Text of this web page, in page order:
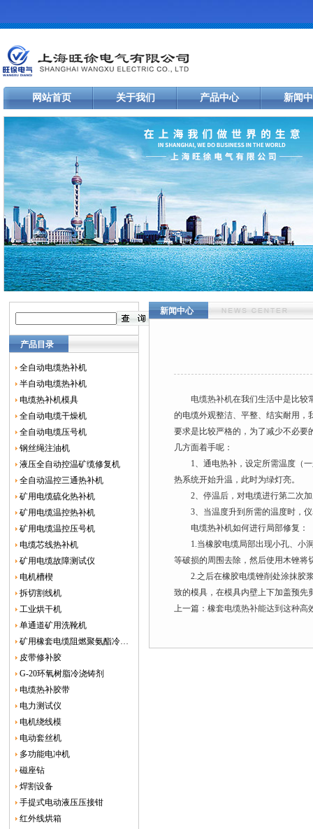
网站首页 关于我们 产品中心 新闻
产品目录
全自动电缆热补机
半自动电缆热补机
电缆热补机模具
全自动电缆干燥机
全自动电缆压号机
钢丝绳注油机
液压全自动控温矿缆修复机
全自动温控三通热补机
矿用电缆硫化热补机
矿用电缆温控热补机
矿用电缆温控压号机
电缆芯线热补机
矿用电缆故障测试仪
电机槽楔
拆切割线机
工业烘干机
单通道矿用洗靴机
矿用橡套电缆阻燃聚氨酯冷补胶
皮带修补胶
G-20环氧树脂冷浇铸剂
电缆热补胶带
电力测试仪
电机绕线模
电动套丝机
多功能电冲机
磁座钻
焊割设备
手提式电动液压压接钳
红外线烘箱
新闻中心
电缆热补机在我们生活中是比较
的电缆外观整洁、平整、结实耐用，
要求是比较严格的，为了减少不必要
几方面着手呢：
1、通电热补，设定所需温度（一
热系统开始升温，此时为绿灯亮。
2、停温后，对电缆进行第二次加
3、当温度升到所需的温度时，仪
电缆热补机如何进行局部修复：
1.当橡胶电缆局部出现小孔、小洞
等破损的周围去除，然后使用木锉将
2.之后在橡胶电缆锉削处涂抹胶浆
致的模具，在模具内壁上下加盖预先
上一篇： 橡套电缆热补能达到这种高